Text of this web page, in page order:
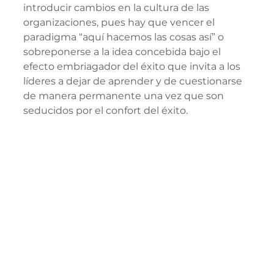
introducir cambios en la cultura de las
organizaciones, pues hay que vencer el
paradigma “aquí hacemos las cosas así” o
sobreponerse a la idea concebida bajo el
efecto embriagador del éxito que invita a los
líderes a dejar de aprender y de cuestionarse
de manera permanente una vez que son
seducidos por el confort del éxito.